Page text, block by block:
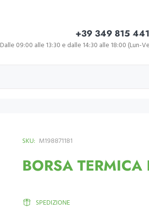
+39 349 815
Dalle 09:00 alle 13:30 e dalle 14:30 alle 18:00 (Lun-
SKU: M198871181
BORSA TERMICA
SPEDIZIONE